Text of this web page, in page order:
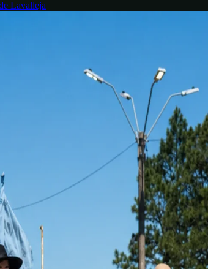
Lavalleja